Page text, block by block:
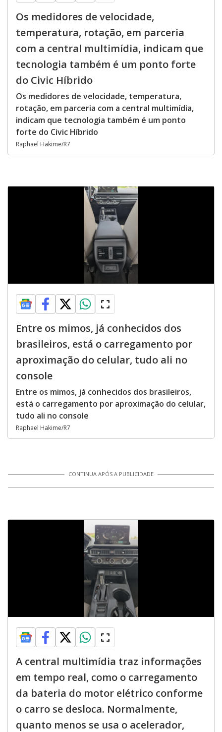
Os medidores de velocidade,
temperatura, rotação, em parceria
com a central multimídia, indicam que
tecnologia também é um ponto forte
do Civic Híbrido
Os medidores de velocidade, temperatura,
rotação, em parceria com a central multimídia,
indicam que tecnologia também é um ponto
forte do Civic Híbrido
Raphael Hakime/R7
Entre os mimos, já conhecidos dos
brasileiros, está o carregamento por
aproximação do celular, tudo ali no
console
Entre os mimos, já conhecidos dos brasileiros,
está o carregamento por aproximação do celular,
tudo ali no console
Raphael Hakime/R7
CONTINUA APÓS A PUBLICIDADE
A central multimídia traz informações
em tempo real, como o carregamento
da bateria do motor elétrico conforme
o carro se desloca. Normalmente,
quanto menos se usa o acelerador,